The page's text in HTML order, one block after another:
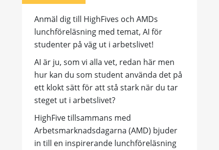
Anmäl dig till HighFives och AMDs
lunchföreläsning med temat, AI för
studenter på väg ut i arbetslivet!
AI är ju, som vi alla vet, redan här men
hur kan du som student använda det på
ett klokt sätt för att stå stark när du tar
steget ut i arbetslivet?
HighFive tillsammans med
Arbetsmarknadsdagarna (AMD) bjuder
in till en inspirerande lunchföreläsning